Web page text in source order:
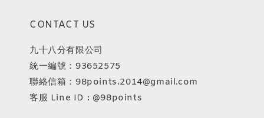
CONTACT US
九十八分有限公司
統一編號：93652575
聯絡信箱：98points.2014@gmail.com
客服 Line ID : @98points